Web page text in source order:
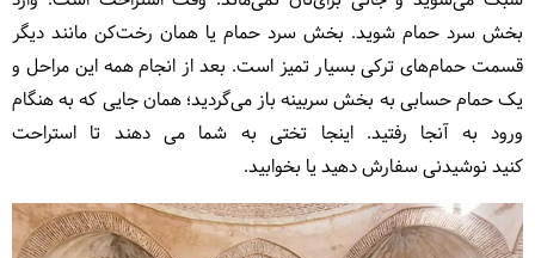
بخش سرد حمام شوید. بخش سرد حمام یا همان رخت‌کن مانند دیگر
قسمت حمام‌های ترکی بسیار تمیز است. بعد از انجام همه این مراحل و
یک حمام حسابی به بخش سربینه باز می‌گردید؛ همان جایی که به هنگام
ورود به آنجا رفتید. اینجا تختی به شما می دهند تا استراحت
کنید نوشیدنی سفارش دهید یا بخوابید.